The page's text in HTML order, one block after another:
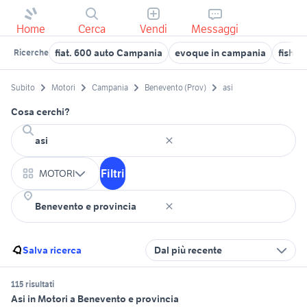
Home Cerca Vendi Messaggi
Ricerche fiat. 600 auto Campania evoque in campania
Subito Motori Campania Benevento (Prov) asi
Cosa cerchi?
MOTORI Filtri
Salva ricerca Dal più recente
115 risultati
Asi in Motori a Benevento e provincia